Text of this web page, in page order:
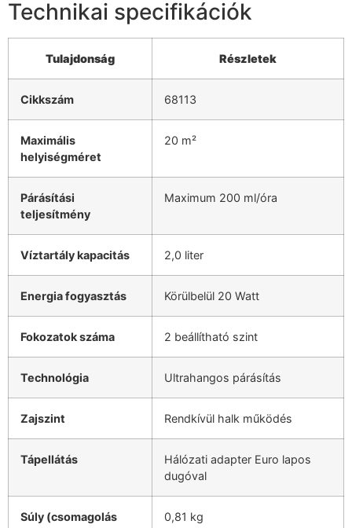
Technikai specifikációk
Tulajdonság Részletek
Cikkszám 68113
Maximális
helyiségméret
20 m²
Párásítási
teljesítmény
Maximum 200 ml/óra
Víztartály kapacitás 2,0 liter
Energia fogyasztás Körülbelül 20 Watt
Fokozatok száma 2 beállítható szint
Technológia Ultrahangos párásítás
Zajszint Rendkívül halk működés
Tápellátás
Hálózati adapter Euro lapos
dugóval
Súly (csomagolás
0,81 kg